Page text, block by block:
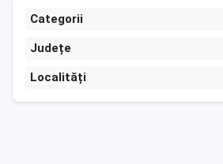
Categorii
Județe
Localități